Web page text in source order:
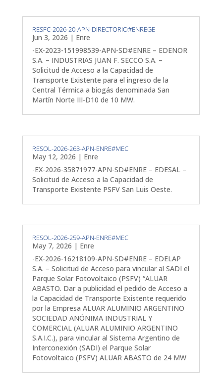
RESFC-2026-20-APN-DIRECTORIO#ENREGE
Jun 3, 2026 | Enre
-EX-2023-151998539-APN-SD#ENRE – EDENOR
S.A. – INDUSTRIAS JUAN F. SECCO S.A. –
Solicitud de Acceso a la Capacidad de
Transporte Existente para el ingreso de la
Central Térmica a biogás denominada San
Martín Norte III-D10 de 10 MW.
RESOL-2026-263-APN-ENRE#MEC
May 12, 2026 | Enre
-EX-2026-35871977-APN-SD#ENRE – EDESAL –
Solicitud de Acceso a la Capacidad de
Transporte Existente PSFV San Luis Oeste.
RESOL-2026-259-APN-ENRE#MEC
May 7, 2026 | Enre
-EX-2026-16218109-APN-SD#ENRE – EDELAP
S.A. – Solicitud de Acceso para vincular al SADI el
Parque Solar Fotovoltaico (PSFV) “ALUAR
ABASTO. Dar a publicidad el pedido de Acceso a
la Capacidad de Transporte Existente requerido
por la Empresa ALUAR ALUMINIO ARGENTINO
SOCIEDAD ANÓNIMA INDUSTRIAL Y
COMERCIAL (ALUAR ALUMINIO ARGENTINO
S.A.I.C.), para vincular al Sistema Argentino de
Interconexión (SADI) el Parque Solar
Fotovoltaico (PSFV) ALUAR ABASTO de 24 MW